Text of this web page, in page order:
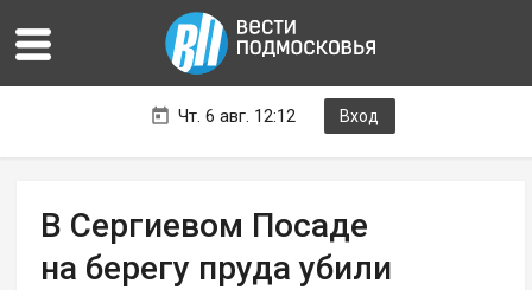
Чт. 6 авг. 12:12 Вход
В Сергиевом Посаде
на берегу пруда убили